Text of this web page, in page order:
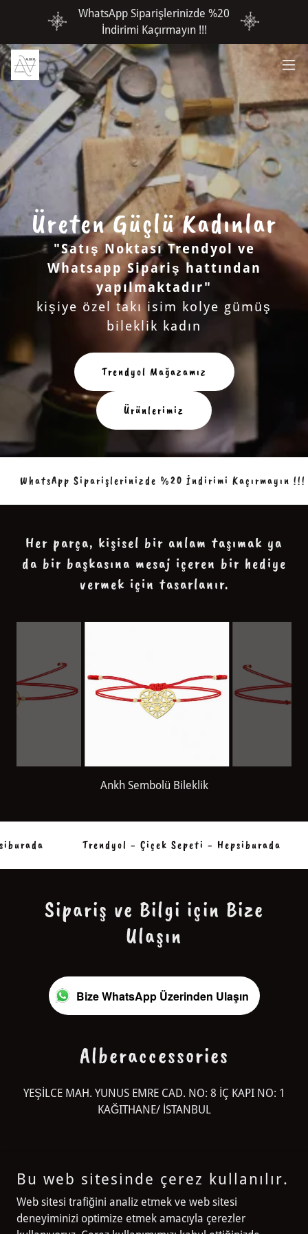
WhatsApp Siparişlerinizde %20
İndirimi Kaçırmayın !!!
Üreten Güçlü Kadınlar
"Satış Noktası Trendyol ve
Whatsapp Sipariş hattından
yapılmaktadır"
kişiye özel takı isim kolye gümüş
bileklik kadın
Trendyol Mağazamız
Ürünlerimiz
WhatsApp Siparişlerinizde %20 İndirimi Kaçırmayın !!!
Her parça, kişisel bir anlam taşımak ya
da bir başkasına mesaj içeren bir hediye
vermek için tasarlanır.
Origami Kalp Bileklik
Trendyol - Çiçek Sepeti - Hepsiburada
Sipariş ve Bilgi için Bize
Ulaşın
Bize WhatsApp Üzerinden Ulaşın
Alberaccessories
YEŞİLCE MAH. YUNUS EMRE CAD. NO: 8 İÇ KAPI NO: 1
KAĞITHANE/ İSTANBUL
Alberaccessories
YEŞİLCE MAH. YUNUS EMRE CAD. NO: 8 İÇ KAPI NO: 1 KAĞITHANE/
İSTANBUL
Bu web sitesinde çerez kullanılır.
Web sitesi trafiğini analiz etmek ve web sitesi
deneyiminizi optimize etmek amacıyla çerezler